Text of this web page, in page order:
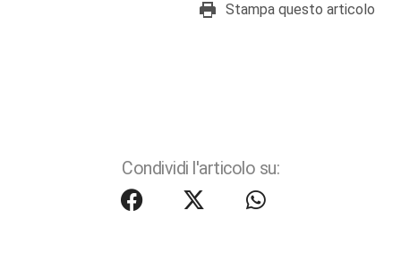
Stampa questo articolo
Condividi l'articolo su: